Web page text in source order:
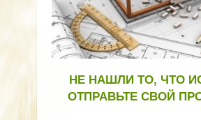
НЕ НАШЛИ ТО, ЧТО
ОТПРАВЬТЕ СВОЙ